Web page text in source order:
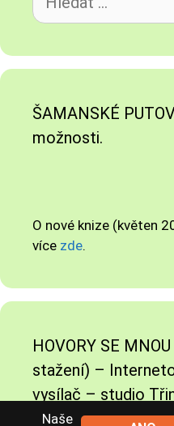
ŠAMANSKÉ
možnosti.
O nové knize (květen
více zde.
HOVORY SE
stažení) –
vysílač – studio
Naše